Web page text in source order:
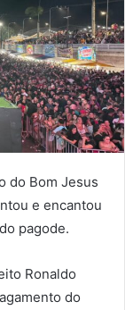
do Bom Jesus
e encantou
pagode.
Ronaldo
do